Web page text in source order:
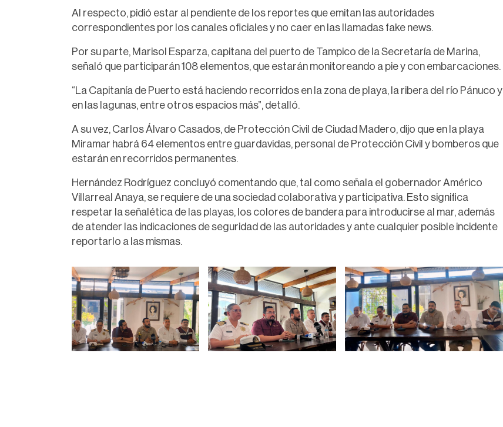
Al respecto, pidió estar al pendiente de los reportes que emitan las autoridades
correspondientes por los canales oficiales y no caer en las llamadas fake news.
Por su parte, Marisol Esparza, capitana del puerto de Tampico de la Secretaría de Marina,
señaló que participarán 108 elementos, que estarán monitoreando a pie y con embarcaciones.
“La Capitanía de Puerto está haciendo recorridos en la zona de playa, la ribera del río Pánuco y
en las lagunas, entre otros espacios más”, detalló.
A su vez, Carlos Álvaro Casados, de Protección Civil de Ciudad Madero, dijo que en la playa
Miramar habrá 64 elementos entre guardavidas, personal de Protección Civil y bomberos que
estarán en recorridos permanentes.
Hernández Rodríguez concluyó comentando que, tal como señala el gobernador Américo
Villarreal Anaya, se requiere de una sociedad colaborativa y participativa. Esto significa
respetar la señalética de las playas, los colores de bandera para introducirse al mar, además
de atender las indicaciones de seguridad de las autoridades y ante cualquier posible incidente
reportarlo a las mismas.